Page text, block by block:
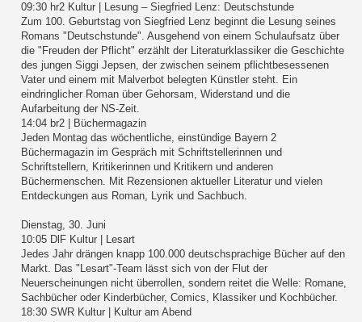
09:30 hr2 Kultur | Lesung – Siegfried Lenz: Deutschstunde
Zum 100. Geburtstag von Siegfried Lenz beginnt die Lesung seines
Romans "Deutschstunde". Ausgehend von einem Schulaufsatz über
die "Freuden der Pflicht" erzählt der Literaturklassiker die Geschichte
des jungen Siggi Jepsen, der zwischen seinem pflichtbesessenen
Vater und einem mit Malverbot belegten Künstler steht. Ein
eindringlicher Roman über Gehorsam, Widerstand und die
Aufarbeitung der NS-Zeit.
14:04 br2 | Büchermagazin
Jeden Montag das wöchentliche, einstündige Bayern 2
Büchermagazin im Gespräch mit Schriftstellerinnen und
Schriftstellern, Kritikerinnen und Kritikern und anderen
Büchermenschen. Mit Rezensionen aktueller Literatur und vielen
Entdeckungen aus Roman, Lyrik und Sachbuch.
Dienstag, 30. Juni
10:05 DlF Kultur | Lesart
Jedes Jahr drängen knapp 100.000 deutschsprachige Bücher auf den
Markt. Das "Lesart"-Team lässt sich von der Flut der
Neuerscheinungen nicht überrollen, sondern reitet die Welle: Romane,
Sachbücher oder Kinderbücher, Comics, Klassiker und Kochbücher.
18:30 SWR Kultur | Kultur am Abend